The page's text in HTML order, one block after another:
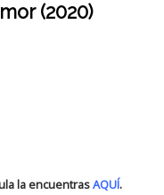
(2020)
la encuentrasAQUÍ.